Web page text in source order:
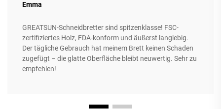
Emma
GREATSUN-Schneidbretter sind spitzenklasse! FSC-
zertifiziertes Holz, FDA-konform und äußerst langlebig.
Der tägliche Gebrauch hat meinem Brett keinen Schaden
zugefügt – die glatte Oberfläche bleibt neuwertig. Sehr zu
empfehlen!